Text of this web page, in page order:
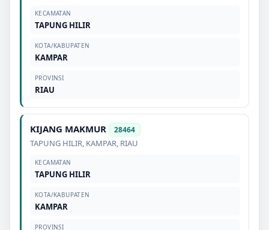
KECAMATAN
TAPUNG HILIR
KOTA/KABUPATEN
KAMPAR
PROVINSI
RIAU
KIJANG MAKMUR 28464
TAPUNG HILIR, KAMPAR, RIAU
KECAMATAN
TAPUNG HILIR
KOTA/KABUPATEN
KAMPAR
PROVINSI